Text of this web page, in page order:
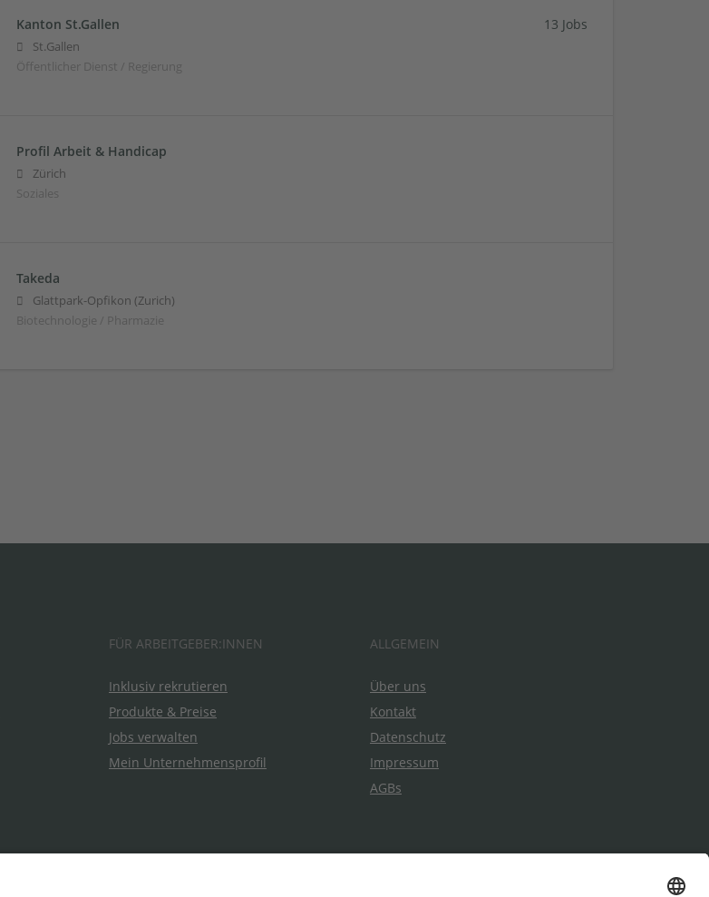
Kanton St.Gallen
St.Gallen
Öffentlicher Dienst / Regierung
13 Jobs
Profil Arbeit & Handicap
Zürich
Soziales
Takeda
Glattpark-Opfikon (Zurich)
Biotechnologie / Pharmazie
FÜR ARBEITGEBER:INNEN
Inklusiv rekrutieren
Produkte & Preise
Jobs verwalten
Mein Unternehmensprofil
ALLGEMEIN
Über uns
Kontakt
Datenschutz
Impressum
AGBs